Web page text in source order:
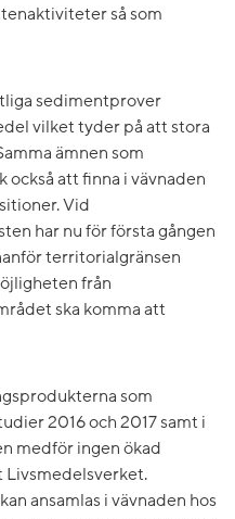
så som
sedimentprover
vilket tyder på att stora
ämnen som
att finna i vävnaden
Vid
har nu för första gången
territorialgränsen
från
ska komma att
som
2016 och 2017 samt i
medför ingen ökad
Livsmedelsverket.
ansamlas i vävnaden hos